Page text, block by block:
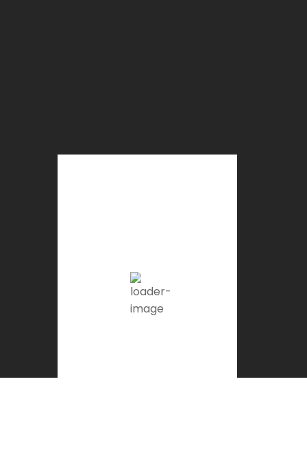
Few Clouds
Ráfagas de viento:
Clouds: